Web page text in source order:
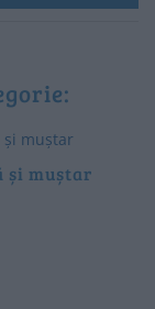
și muștar